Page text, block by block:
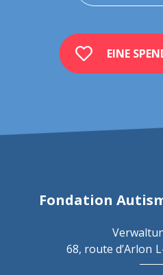
EINE
Fondation
68, route d’Arlon